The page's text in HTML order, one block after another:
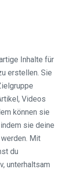
Inhalte für
erstellen. Sie
Videos
können sie
sie deine
Mit
du
unterhaltsam